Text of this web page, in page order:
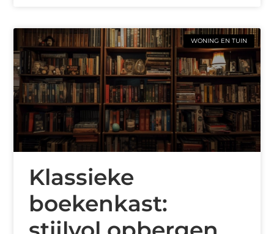
WONING EN TUIN
Klassieke
boekenkast: